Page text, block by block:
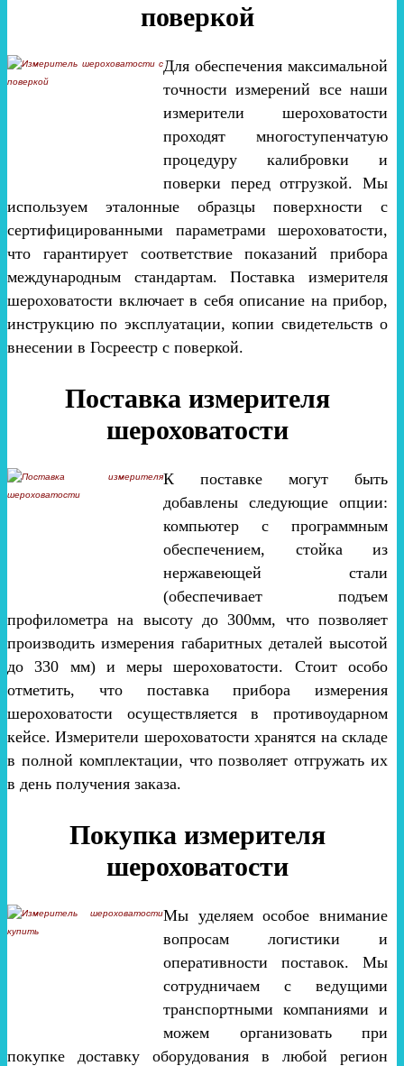
поверкой
Для обеспечения максимальной
точности измерений все наши
измерители шероховатости
проходят многоступенчатую
процедуру калибровки и
поверки перед отгрузкой. Мы
используем эталонные образцы поверхности с
сертифицированными параметрами шероховатости,
что гарантирует соответствие показаний прибора
международным стандартам. Поставка измерителя
шероховатости включает в себя описание на прибор,
инструкцию по эксплуатации, копии свидетельств о
внесении в Госреестр с поверкой.
Поставка измерителя
шероховатости
К поставке могут быть
добавлены следующие опции:
компьютер с программным
обеспечением, стойка из
нержавеющей стали
(обеспечивает подъем
профилометра на высоту до 300мм, что позволяет
производить измерения габаритных деталей высотой
до 330 мм) и меры шероховатости. Стоит особо
отметить, что поставка прибора измерения
шероховатости осуществляется в противоударном
кейсе. Измерители шероховатости хранятся на складе
в полной комплектации, что позволяет отгружать их
в день получения заказа.
Покупка измерителя
шероховатости
Мы уделяем особое внимание
вопросам логистики и
оперативности поставок. Мы
сотрудничаем с ведущими
транспортными компаниями и
можем организовать при
покупке доставку оборудования в любой регион